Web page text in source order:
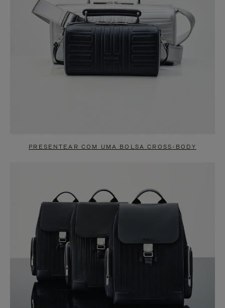
PRESENTEAR COM UMA BOLSA CROSS-BODY